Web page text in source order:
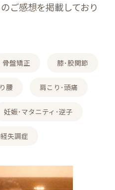
ご感想を掲載しており
骨盤矯正 膝･股関節
腰 肩こり･頭痛
妊娠･マタニティ･逆子
失調症